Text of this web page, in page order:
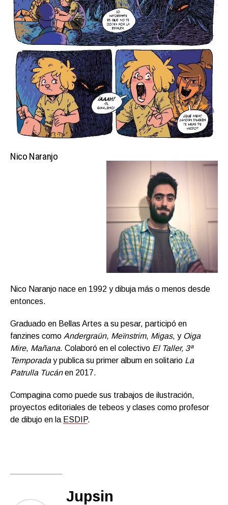
Nico Naranjo
Nico Naranjo nace en 1992 y dibuja más o menos desde
entonces.
Graduado en Bellas Artes a su pesar, participó en
fanzines como Andergraün, Meïnstrim, Migas, y Oiga
Mire, Mañana. Colaboró en el colectivo El Taller, 3ª
Temporaday publica su primer album en solitario La
Patrulla Tucánen 2017.
Compagina como puede sus trabajos de ilustración,
proyectos editoriales de tebeos y clases como profesor
de dibujo en la ESDIP.
Jupsin